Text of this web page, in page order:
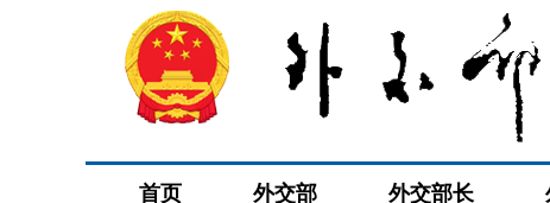
首页 外交部 外交部长